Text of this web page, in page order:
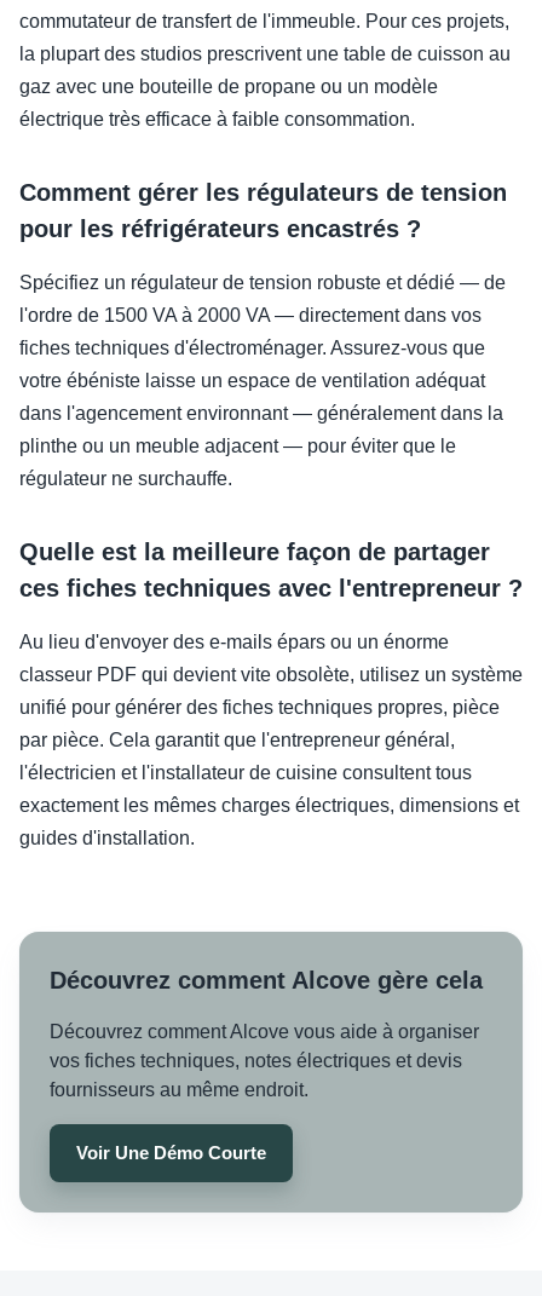
commutateur de transfert de l'immeuble. Pour ces projets,
la plupart des studios prescrivent une table de cuisson au
gaz avec une bouteille de propane ou un modèle
électrique très efficace à faible consommation.
Comment gérer les régulateurs de tension
pour les réfrigérateurs encastrés ?
Spécifiez un régulateur de tension robuste et dédié — de
l'ordre de 1500 VA à 2000 VA — directement dans vos
fiches techniques d'électroménager. Assurez-vous que
votre ébéniste laisse un espace de ventilation adéquat
dans l'agencement environnant — généralement dans la
plinthe ou un meuble adjacent — pour éviter que le
régulateur ne surchauffe.
Quelle est la meilleure façon de partager
ces fiches techniques avec l'entrepreneur ?
Au lieu d'envoyer des e-mails épars ou un énorme
classeur PDF qui devient vite obsolète, utilisez un système
unifié pour générer des fiches techniques propres, pièce
par pièce. Cela garantit que l'entrepreneur général,
l'électricien et l'installateur de cuisine consultent tous
exactement les mêmes charges électriques, dimensions et
guides d'installation.
Découvrez comment Alcove gère cela
Découvrez comment Alcove vous aide à organiser
vos fiches techniques, notes électriques et devis
fournisseurs au même endroit.
Voir Une Démo Courte